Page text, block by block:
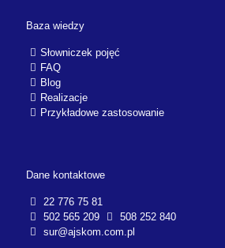
Baza wiedzy
Słowniczek pojęć
FAQ
Blog
Realizacje
Przykładowe zastosowanie
Dane kontaktowe
22 776 75 81
502 565 209
508 252 840
sur@ajskom.com.pl